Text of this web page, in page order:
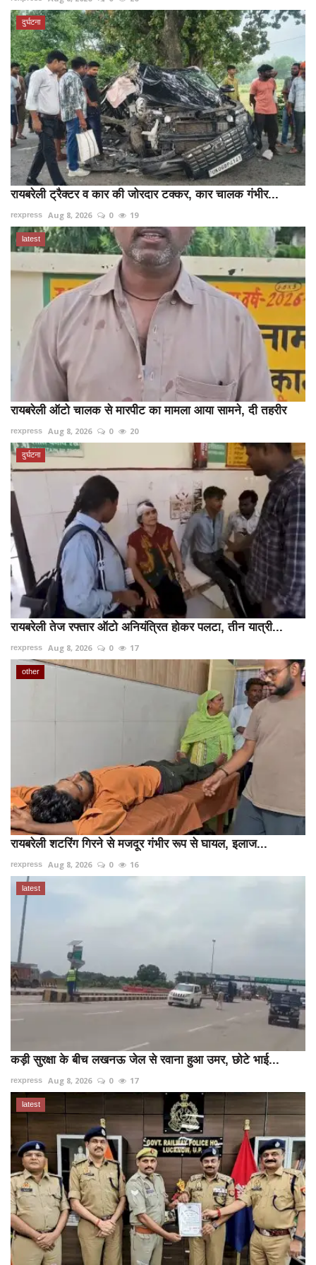
दुर्घटना
रायबरेली ट्रैक्टर व कार की जोरदार टक्कर, कार चालक गंभीर...
rexpress Aug 8, 2026 0 19
latest
रायबरेली ऑटो चालक से मारपीट का मामला आया सामने, दी तहरीर
rexpress Aug 8, 2026 0 20
दुर्घटना
रायबरेली तेज रफ्तार ऑटो अनियंत्रित होकर पलटा, तीन यात्री...
rexpress Aug 8, 2026 0 17
other
रायबरेली शटरिंग गिरने से मजदूर गंभीर रूप से घायल, इलाज...
rexpress Aug 8, 2026 0 16
latest
कड़ी सुरक्षा के बीच लखनऊ जेल से रवाना हुआ उमर, छोटे भाई...
rexpress Aug 8, 2026 0 17
latest